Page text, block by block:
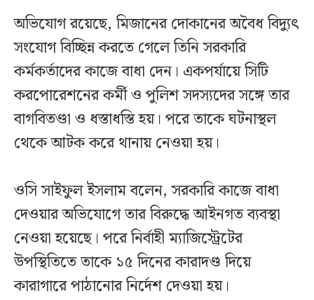
অভিযোগ রয়েছে, মিজানের দোকানের অবৈধ বিদ্যুৎ
সংযোগ বিচ্ছিন্ন করতে গেলে তিনি সরকারি
কর্মকর্তাদের কাজে বাধা দেন। একপর্যায়ে সিটি
করপোরেশনের কর্মী ও পুলিশ সদস্যদের সঙ্গে তার
বাগবিতণ্ডা ও ধস্তাধস্তি হয়। পরে তাকে ঘটনাস্থল
থেকে আটক করে থানায় নেওয়া হয়।
ওসি সাইফুল ইসলাম বলেন, সরকারি কাজে বাধা
দেওয়ার অভিযোগে তার বিরুদ্ধে আইনগত ব্যবস্থা
নেওয়া হয়েছে। পরে নির্বাহী ম্যাজিস্ট্রেটের
উপস্থিতিতে তাকে ১৫ দিনের কারাদণ্ড দিয়ে
কারাগারে পাঠানোর নির্দেশ দেওয়া হয়।